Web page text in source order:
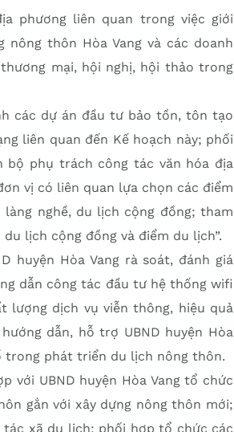
phương liên quan trong việc giới
thôn Hòa Vang và các doanh
mại, hội nghị, hội thảo trong
các dự án đầu tư bảo tồn, tôn tạo
liên quan đến Kế hoạch này; phối
phụ trách công tác văn hóa địa
vị có liên quan lựa chọn các điểm
làng nghề, du lịch cộng đồng; tham
lịch cộng đồng và điểm du lịch”.
huyện Hòa Vang rà soát, đánh giá
dẫn công tác đầu tư hệ thống wifi
lượng dịch vụ viễn thông, hiệu quả
dẫn, hỗ trợ UBND huyện Hòa
trong phát triển du lịch nông thôn.
với UBND huyện Hòa Vang tổ chức
gắn với xây dựng nông thôn mới;
xã du lịch; phối hợp tổ chức các